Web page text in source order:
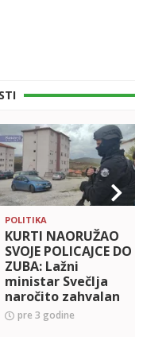
POLITIKA
KURTI NAORUŽAO
SVOJE POLICAJCE DO
ZUBA: Lažni
ministar Svečlja
naročito zahvalan
Hrvatskoj
pre 3 godine